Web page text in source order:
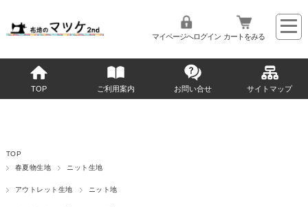
マイページへログイン カートをみる
TOP ご利用案内 お問い合せ サイトマップ
TOP
春夏物生地
ニット生地
アウトレット生地 ニット地